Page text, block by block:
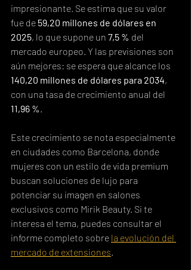
impresionante. Se estima que su valor
fue de 59,20 millones de dólares en
2025, lo que supone un 7,5 % del
mercado europeo. Y las previsiones son
aún mejores: se espera que alcance los
140,20 millones de dólares para 2034,
con una tasa de crecimiento anual del
11,96 %
Este crecimiento se nota especialmente
en ciudades como Barcelona, donde
mujeres con un estilo de vida premium
buscan soluciones de lujo para
potenciar su imagen en salones
exclusivos como Mirik Beauty. Si te
interesa el tema, puedes consultar el
informe completo sobre la evolución del
mercado de extensiones